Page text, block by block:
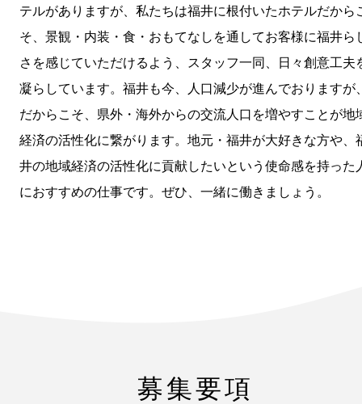
テルがありますが、私たちは福井に根付いたホテルだから
そ、景観・内装・食・おもてなしを通してお客様に福井ら
さを感じていただけるよう、スタッフ一同、日々創意工夫
凝らしています。福井も今、人口減少が進んでおりますが
だからこそ、県外・海外からの交流人口を増やすことが地
経済の活性化に繋がります。地元・福井が大好きな方や、
井の地域経済の活性化に貢献したいという使命感を持った
におすすめの仕事です。ぜひ、一緒に働きましょう。
募集要項